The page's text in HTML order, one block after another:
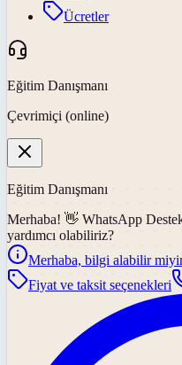
Ücretler
Eğitim Danışmanı
Çevrimiçi (online)
Eğitim Danışmanı
Merhaba! 👋 WhatsApp
yardımcı olabiliriz?
Merhaba, bilgi alabilir
Fiyat ve taksit seçenekleri